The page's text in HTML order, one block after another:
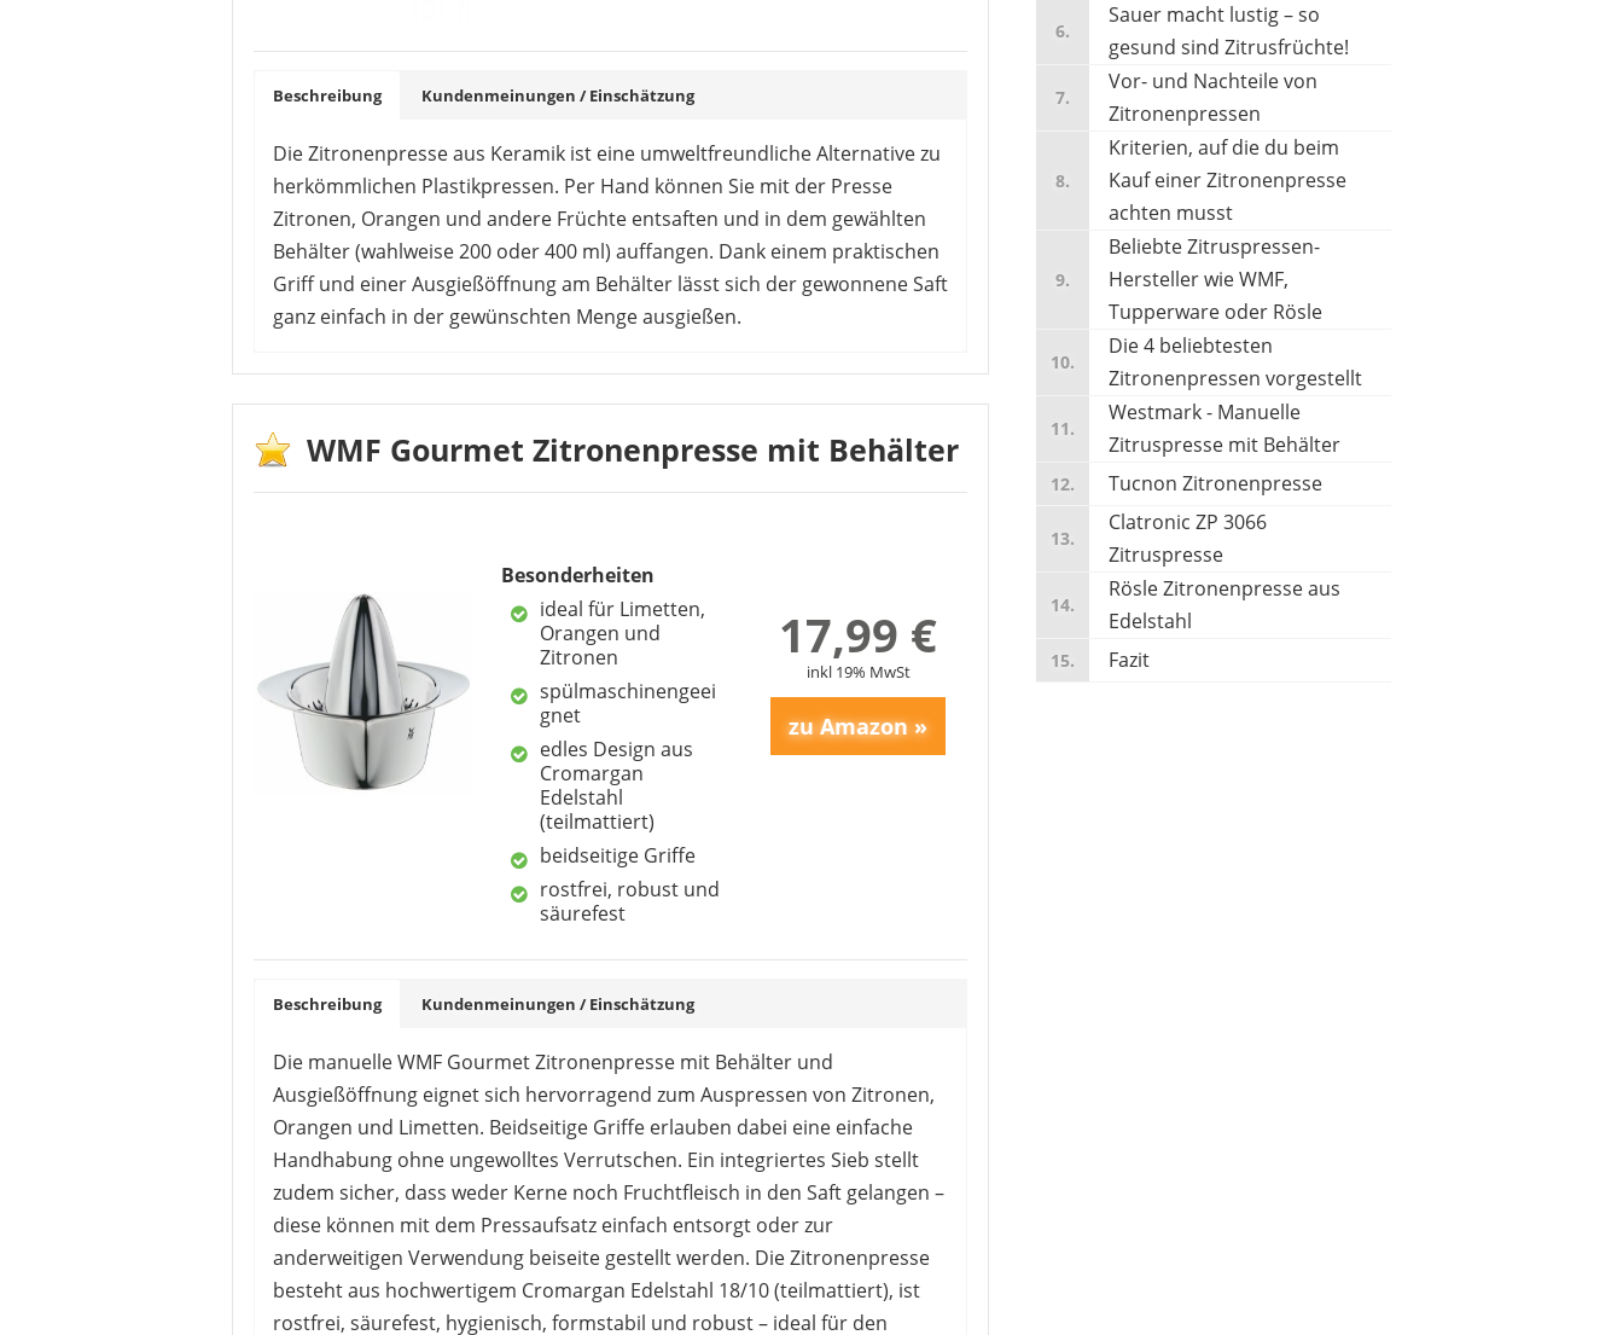
KJØK
18,90 €*
ZULAY KITCHEN
20,99 € 16,14 €* 17,99 € *
NEXROLA
10,99 €*
Beschreibung Kundenmeinungen / Einschätzung
Die Zitronenpresse aus Keramik ist eine umweltfreundliche Alternative zu
herkömmlichen Plastikpressen. Per Hand können Sie mit der Presse
Zitronen, Orangen und andere Früchte entsaften und in dem gewählten
Behälter (wahlweise 200 oder 400 ml) auffangen. Dank einem praktischen
Griff und einer Ausgießöffnung am Behälter lässt sich der gewonnene Saft
ganz einfach in der gewünschten Menge ausgießen.
Es liegen keine Kundenbewertungen zu diesem Produkt vor.
recht großes
Fassungsvermögen
WMF Gourmet Zitronenpresse mit Behälter
Besonderheiten
ideal für Limetten,
Orangen und
Zitronen
spülmaschinengeei
gnet
edles Design aus
Cromargan
Edelstahl
(teilmattiert)
beidseitige Griffe
rostfrei, robust und
säurefest
17,99 €
inkl 19% MwSt
Beschreibung Kundenmeinungen / Einschätzung
Die manuelle WMF Gourmet Zitronenpresse mit Behälter und
Ausgießöffnung eignet sich hervorragend zum Auspressen von Zitronen,
Orangen und Limetten. Beidseitige Griffe erlauben dabei eine einfache
Handhabung ohne ungewolltes Verrutschen. Ein integriertes Sieb stellt
zudem sicher, dass weder Kerne noch Fruchtfleisch in den Saft gelangen –
diese können mit dem Pressaufsatz einfach entsorgt oder zur
anderweitigen Verwendung beiseite gestellt werden. Die Zitronenpresse
besteht aus hochwertigem Cromargan Edelstahl 18/10 (teilmattiert), ist
rostfrei, säurefest, hygienisch, formstabil und robust – ideal für den
Sauer macht lustig – so
gesund sind Zitrusfrüchte!
Vor- und Nachteile von
Zitronenpressen
Kriterien, auf die du beim
Kauf einer Zitronenpresse
achten musst
Beliebte Zitruspressen-
Hersteller wie WMF,
Tupperware oder Rösle
Die 4 beliebtesten
Zitronenpressen vorgestellt
Westmark - Manuelle
Zitruspresse mit Behälter
Tucnon Zitronenpresse
Clatronic ZP 3066
Zitruspresse
Rösle Zitronenpresse aus
Edelstahl
Fazit